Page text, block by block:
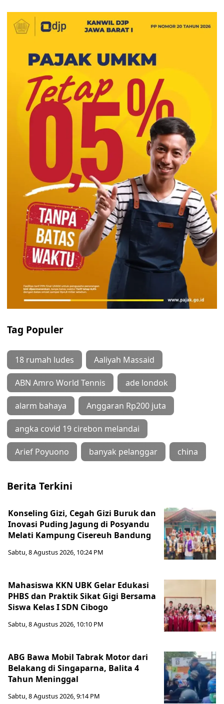
Tag Populer
18 rumah ludes Aaliyah Massaid
ABN Amro World Tennis ade londok
alarm bahaya Anggaran Rp200 juta
angka covid 19 cirebon melandai
Arief Poyuono banyak pelanggar china
Berita Terkini
Konseling Gizi, Cegah Gizi Buruk dan
Inovasi Puding Jagung di Posyandu
Melati Kampung Cisereuh Bandung
Sabtu, 8 Agustus 2026, 10:24 PM
Mahasiswa KKN UBK Gelar Edukasi
PHBS dan Praktik Sikat Gigi Bersama
Siswa Kelas I SDN Cibogo
Sabtu, 8 Agustus 2026, 10:10 PM
ABG Bawa Mobil Tabrak Motor dari
Belakang di Singaparna, Balita 4
Tahun Meninggal
Sabtu, 8 Agustus 2026, 9:14 PM